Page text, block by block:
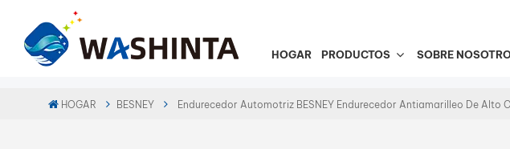
HOGAR PRODUCTOS SOBRE
HOGAR BESNEY Endurecedor Automotriz BESNEY Endurecedor Antiamarilleo De Alto